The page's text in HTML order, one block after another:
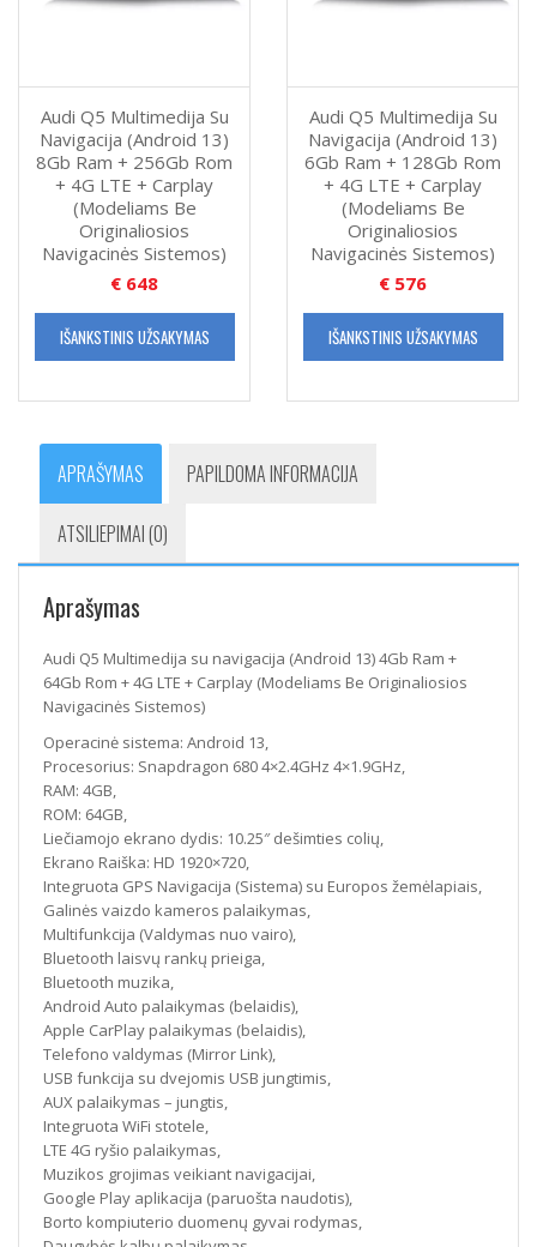
Audi Q5 Multimedija Su
Navigacija (Android 13)
8Gb Ram + 256Gb Rom
+ 4G LTE + Carplay
(Modeliams Be
Originaliosios
Navigacinės Sistemos)
€ 648
IŠANKSTINIS UŽSAKYMAS
Audi Q5 Multimedija Su
Navigacija (Android 13)
6Gb Ram + 128Gb Rom
+ 4G LTE + Carplay
(Modeliams Be
Originaliosios
Navigacinės Sistemos)
€ 576
IŠANKSTINIS UŽSAKYMAS
APRAŠYMAS PAPILDOMA INFORMACIJA
ATSILIEPIMAI (0)
Aprašymas
Audi Q5 Multimedija su navigacija (Android 13) 4Gb Ram +
64Gb Rom + 4G LTE + Carplay (Modeliams Be Originaliosios
Navigacinės Sistemos)
Operacinė sistema: Android 13,
Procesorius: Snapdragon 680 4×2.4GHz 4×1.9GHz,
RAM: 4GB,
ROM: 64GB,
Liečiamojo ekrano dydis: 10.25″ dešimties colių,
Ekrano Raiška: HD 1920×720,
Integruota GPS Navigacija (Sistema) su Europos žemėlapiais,
Galinės vaizdo kameros palaikymas,
Multifunkcija (Valdymas nuo vairo),
Bluetooth laisvų rankų prieiga,
Bluetooth muzika,
Android Auto palaikymas (belaidis),
Apple CarPlay palaikymas (belaidis),
Telefono valdymas (Mirror Link),
USB funkcija su dvejomis USB jungtimis,
AUX palaikymas – jungtis,
Integruota WiFi stotele,
LTE 4G ryšio palaikymas,
Muzikos grojimas veikiant navigacijai,
Google Play aplikacija (paruošta naudotis),
Borto kompiuterio duomenų gyvai rodymas,